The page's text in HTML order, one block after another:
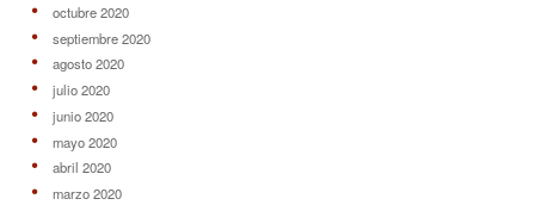
octubre 2020
septiembre 2020
agosto 2020
julio 2020
junio 2020
mayo 2020
abril 2020
marzo 2020